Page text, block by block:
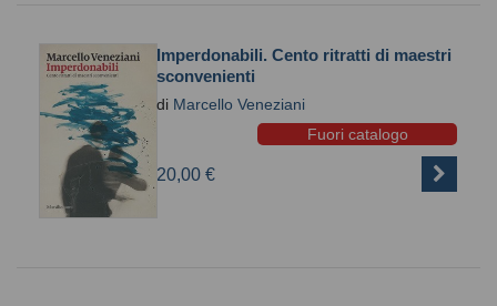
Imperdonabili. Cento ritratti di maestri
sconvenienti
di Marcello Veneziani
Fuori catalogo
20,00 €